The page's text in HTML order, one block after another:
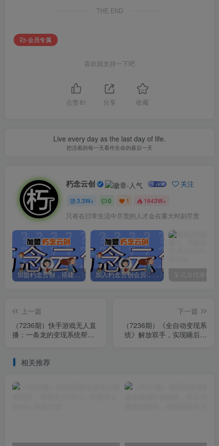
THE END
会员专属
喜欢就支持一下吧
点赞 81 分享 收藏
Live every day as the last day of life.
把活着的每一天看作生命的最后一天
朽念云创 关注
3.3W+ 0 1 1643W+
只有在日常生活中尽责的人才会在重大时刻尽责
加盟朽念云创，搭建同款项目资源站，实现日入2000+ 加入朽念云创会员，全站资源免费学习。
上一篇
（7236期）快手游戏无人直
播：一条龙的变现系统帮你
下一篇
（7236期）《全自动变现系
统》解放双手，实现睡后收
相关推荐